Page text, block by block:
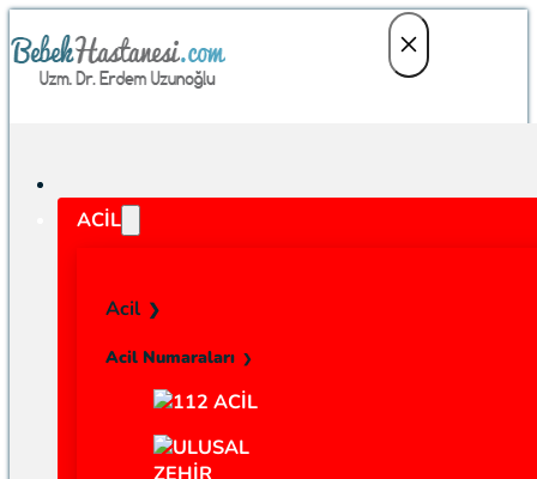
ACIL
Acil
Acil Numaraları